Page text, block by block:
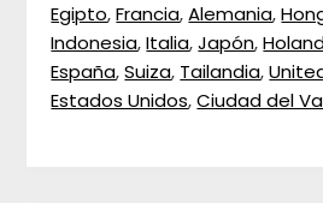
Egipto,Francia,Alemania,
Indonesia,Italia,Japón,
España,Suiza, Tailandia,
Estados Unidos,Ciudad del